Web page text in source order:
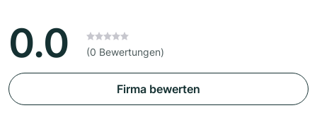
0.0 (0 Bewertungen)
Firma bewerten